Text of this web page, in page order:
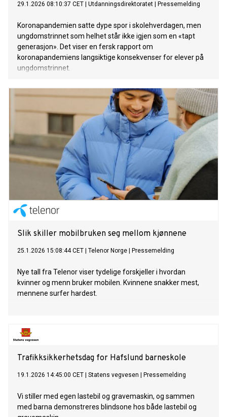
29.1.2026 08:10:37 CET Utdanningsdirektoratet Pressemelding
Koronapandemien satte dype spor i skolehverdagen, men
ungdomstrinnet som helhet står ikke igjen som en «tapt
generasjon». Det viser en fersk rapport om
koronapandemiens langsiktige konsekvenser for elever på
ungdomstrinnet.
Slik skiller mobilbruken seg mellom kjønnene
25.1.2026 15:08:44 CET Telenor Norge Pressemelding
Nye tall fra Telenor viser tydelige forskjeller i hvordan
kvinner og menn bruker mobilen. Kvinnene snakker mest,
mennene surfer hardest.
Trafikksikkerhetsdag for Hafslund barneskole
19.1.2026 14:45:00 CET Statens vegvesen Pressemelding
Vi stiller med egen lastebil og gravemaskin, og sammen
med barna demonstreres blindsone hos både lastebil og